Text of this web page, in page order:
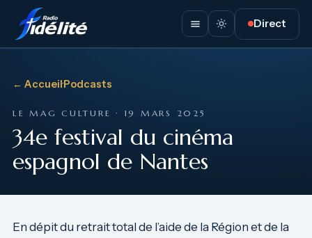
Direct
← Accueil·Podcasts
LE MAG CULTURE · 19 MARS 2025
34e festival du cinéma
espagnol de Nantes
En dépit du retrait total de l’aide de la Région et de la